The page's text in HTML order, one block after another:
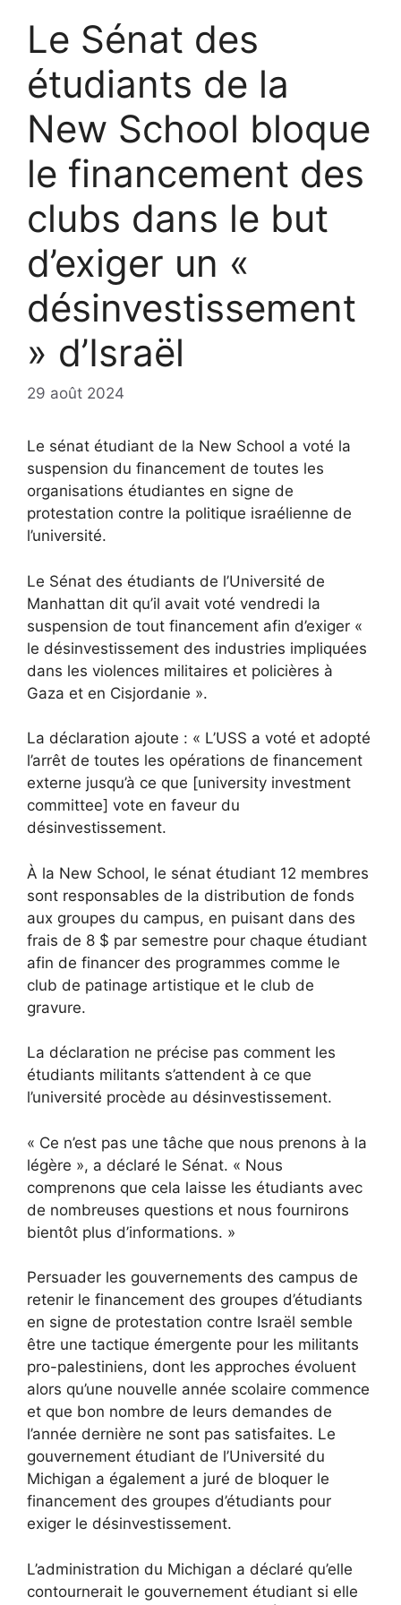
Le Sénat des
étudiants de la
New School bloque
le financement des
clubs dans le but
d’exiger un «
désinvestissement
» d’Israël
29 août 2024
Le sénat étudiant de la New School a voté la
suspension du financement de toutes les
organisations étudiantes en signe de
protestation contre la politique israélienne de
l’université.
Le Sénat des étudiants de l’Université de
Manhattan dit qu’il avait voté vendredi la
suspension de tout financement afin d’exiger «
le désinvestissement des industries impliquées
dans les violences militaires et policières à
Gaza et en Cisjordanie ».
La déclaration ajoute : « L’USS a voté et adopté
l’arrêt de toutes les opérations de financement
externe jusqu’à ce que [university investment
committee] vote en faveur du
désinvestissement.
À la New School, le sénat étudiant 12 membres
sont responsables de la distribution de fonds
aux groupes du campus, en puisant dans des
frais de 8 $ par semestre pour chaque étudiant
afin de financer des programmes comme le
club de patinage artistique et le club de
gravure.
La déclaration ne précise pas comment les
étudiants militants s’attendent à ce que
l’université procède au désinvestissement.
« Ce n’est pas une tâche que nous prenons à la
légère », a déclaré le Sénat. « Nous
comprenons que cela laisse les étudiants avec
de nombreuses questions et nous fournirons
bientôt plus d’informations. »
Persuader les gouvernements des campus de
retenir le financement des groupes d’étudiants
en signe de protestation contre Israël semble
être une tactique émergente pour les militants
pro-palestiniens, dont les approches évoluent
alors qu’une nouvelle année scolaire commence
et que bon nombre de leurs demandes de
l’année dernière ne sont pas satisfaites. Le
gouvernement étudiant de l’Université du
Michigan a également a juré de bloquer le
financement des groupes d’étudiants pour
exiger le désinvestissement.
L’administration du Michigan a déclaré qu’elle
contournerait le gouvernement étudiant si elle